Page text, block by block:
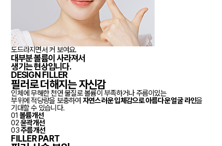
도드라지면서 커 보여요.
대부분볼륨이 사라져서
생기는 현상입니다.
DESIGN FILLER
필러로 더해지는 자신감
인체에 무해한 천연 물질로 볼륨이 부족하거나 주름이있는
부위에 적당량을 보충하여 자연스러운 입체감으로 아름다운 얼굴 라인을
기대할 수 있습니다.
01 볼륨개선
02윤곽개선
03주름개선
FILLER PART